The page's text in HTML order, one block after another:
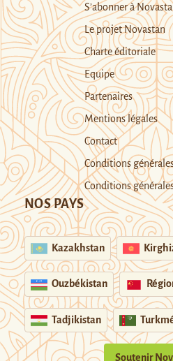
S’abonner à
Le projet Novastan
Charte éditoriale
Equipe
Partenaires
Mentions légales
Contact
Conditions
Conditions
NOS PAYS
Kazakhstan
Ouzbékistan
Tadjikistan
Soutenir